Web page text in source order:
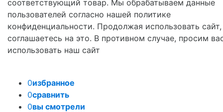
соответствующий товар. Мы обрабатываем данные
пользователей согласно нашей политике
конфиденциальности. Продолжая использовать
соглашаетесь на это. В противном случае, просим
использовать наш сайт
0избранное
0сравнить
0вы смотрели